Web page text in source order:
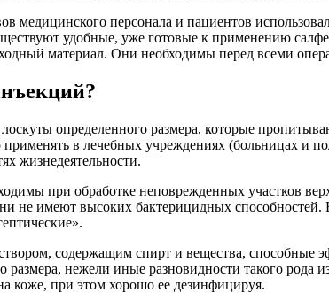
медицинского персонала и пациентов
удобные, уже готовые к применению
материал. Они необходимы перед всеми
определенного размера, которые
в лечебных учреждениях (больницах и
жизнедеятельности.
при обработке неповрежденных участков
не имеют высоких бактерицидных
содержащим спирт и вещества,
размера, нежели иные разновидности такого
коже, при этом хорошо ее дезинфицируя.